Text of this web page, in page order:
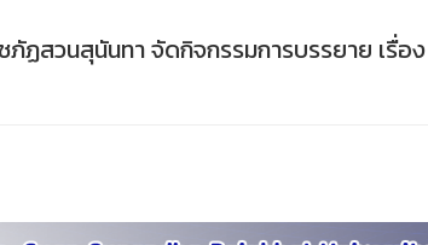
ฏสวนสุนันทา จัดกิจกรรมการบรรยาย เรื่อง